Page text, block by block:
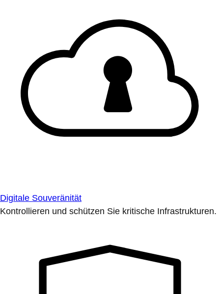
Digitale Souveränität
Kontrollieren und schützen Sie kritische Infrastrukturen.